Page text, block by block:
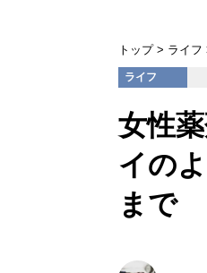
トップ ライフ
ライフ
女性
イの
まで